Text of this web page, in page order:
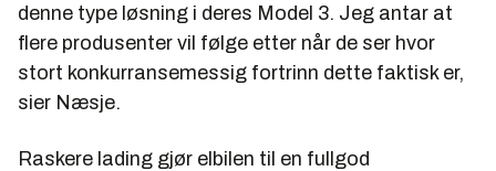
denne type løsning i deres Model 3. Jeg antar at
flere produsenter vil følge etter når de ser hvor
stort konkurransemessig fortrinn dette faktisk er,
sier Næsje.
Raskere lading gjør elbilen til en fullgod